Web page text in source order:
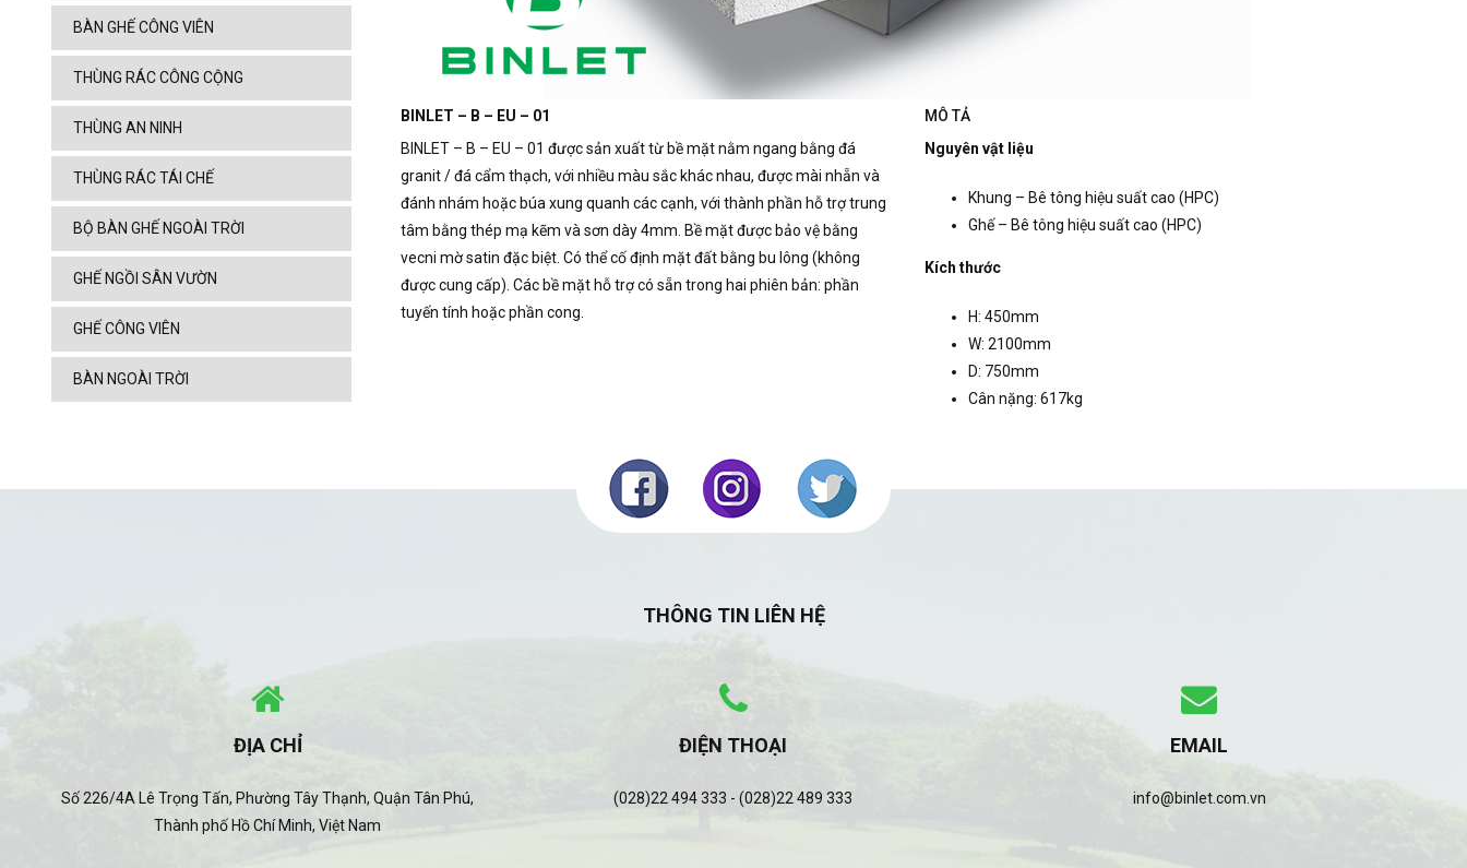
BINLET – B – EU – 01
BINLET – B – EU – 01 được sản xuất từ ​​bề mặt nằm ngang bằng đá
granit / đá cẩm thạch, với nhiều màu sắc khác nhau, được mài nhẵn và
đánh nhám hoặc búa xung quanh các cạnh, với thành phần hỗ trợ trung
tâm bằng thép mạ kẽm và sơn dày 4mm. Bề mặt được bảo vệ bằng
vecni mờ satin đặc biệt. Có thể cố định mặt đất bằng bu lông (không
được cung cấp). Các bề mặt hỗ trợ có sẵn trong hai phiên bản: phần
tuyến tính hoặc phần cong.
MÔ TẢ
Nguyên vật liệu
Khung – Bê tông hiệu suất cao (HPC)
Ghế – Bê tông hiệu suất cao (HPC)
Kích thước
H: 450mm
W: 2100mm
D: 750mm
Cân nặng: 617kg
BÀN GHẾ CÔNG VIÊN
THÙNG RÁC CÔNG CỘNG
THÙNG AN NINH
THÙNG RÁC TÁI CHẾ
BỘ BÀN GHẾ NGOÀI TRỜI
GHẾ NGỒI SÂN VƯỜN
GHẾ CÔNG VIÊN
BÀN NGOÀI TRỜI
THÔNG TIN LIÊN HỆ
ĐỊA CHỈ
Số 226/4A Lê Trọng Tấn, Phường Tây Thạnh, Quận Tân Phú,
Thành phố Hồ Chí Minh, Việt Nam
ĐIỆN THOẠI
(028)22 494 333 - (028)22 489 333
EMAIL
info@binlet.com.vn